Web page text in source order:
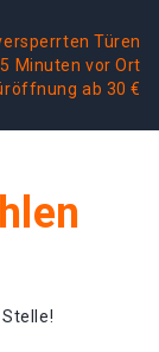
Türen
Minuten vor Ort
ab 30 €